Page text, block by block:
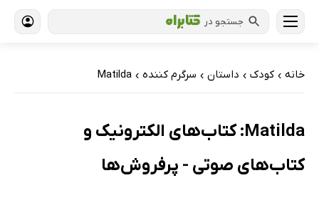
جستجو در
خانه › کودک › داستان › سرگرم کننده ›
Matilda
Matilda: کتاب‌های الکترونیک و
کتاب‌های صوتی - پرفروش‌ها